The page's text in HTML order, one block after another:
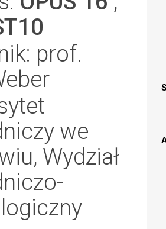
prof.
we
Wydział